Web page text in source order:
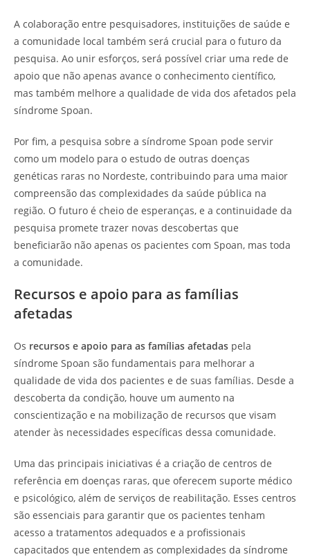
A colaboração entre pesquisadores, instituições de saúde e
a comunidade local também será crucial para o futuro da
pesquisa. Ao unir esforços, será possível criar uma rede de
apoio que não apenas avance o conhecimento científico,
mas também melhore a qualidade de vida dos afetados pela
síndrome Spoan.
Por fim, a pesquisa sobre a síndrome Spoan pode servir
como um modelo para o estudo de outras doenças
genéticas raras no Nordeste, contribuindo para uma maior
compreensão das complexidades da saúde pública na
região. O futuro é cheio de esperanças, e a continuidade da
pesquisa promete trazer novas descobertas que
beneficiarão não apenas os pacientes com Spoan, mas toda
a comunidade.
Recursos e apoio para as famílias
afetadas
Os recursos e apoio para as famílias afetadas pela
síndrome Spoan são fundamentais para melhorar a
qualidade de vida dos pacientes e de suas famílias. Desde a
descoberta da condição, houve um aumento na
conscientização e na mobilização de recursos que visam
atender às necessidades específicas dessa comunidade.
Uma das principais iniciativas é a criação de centros de
referência em doenças raras, que oferecem suporte médico
e psicológico, além de serviços de reabilitação. Esses centros
são essenciais para garantir que os pacientes tenham
acesso a tratamentos adequados e a profissionais
capacitados que entendem as complexidades da síndrome